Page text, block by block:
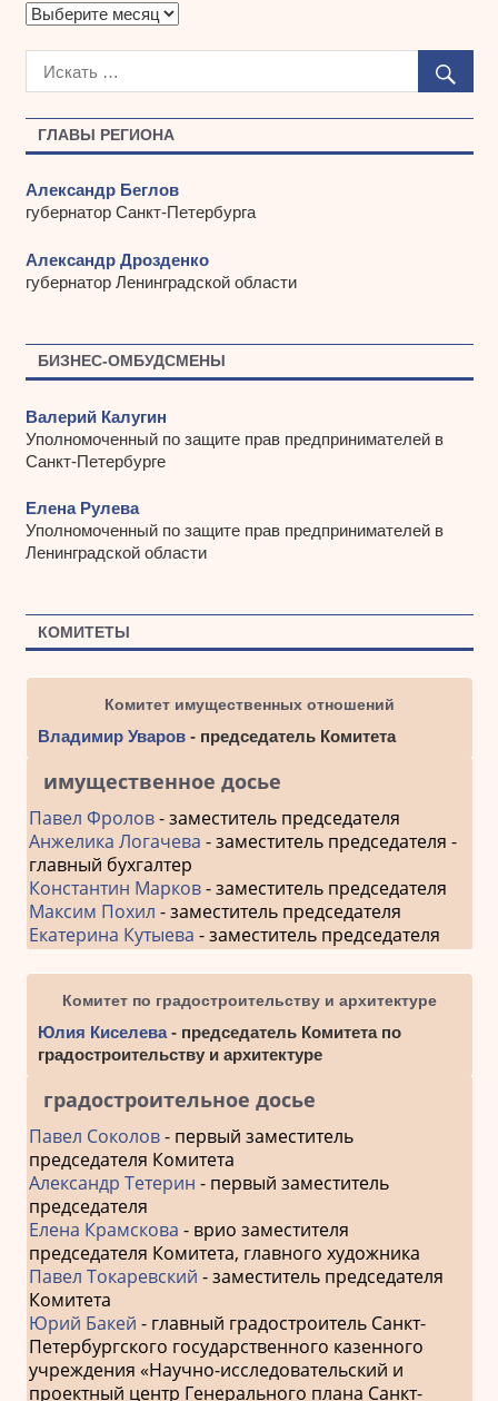
ГЛАВЫ РЕГИОНА
Александр Беглов
губернатор Санкт-Петербурга
Александр Дрозденко
губернатор Ленинградской области
БИЗНЕС-ОМБУДСМЕНЫ
Валерий Калугин
Уполномоченный по защите прав предпринимателей в
Санкт-Петербурге
Елена Рулева
Уполномоченный по защите прав предпринимателей в
Ленинградской области
КОМИТЕТЫ
Комитет имущественных отношений
Владимир Уваров- председатель Комитета
имущественное досье
Павел Фролов- заместитель председателя
Анжелика Логачева - заместитель председателя -
главный бухгалтер
Константин Марков- заместитель председателя
Максим Похил - заместитель председателя
Екатерина Кутыева - заместитель председателя
Комитет по градостроительству и архитектуре
Юлия Киселева- председатель Комитета по
градостроительству и архитектуре
градостроительное досье
Павел Соколов- первый заместитель
председателя Комитета
Александр Тетерин - первый заместитель
председателя
Елена Крамскова - врио заместителя
председателя Комитета, главного художника
Павел Токаревский - заместитель председателя
Комитета
Юрий Бакей - главный градостроитель Санкт-
Петербургского государственного казенного
учреждения «Научно-исследовательский и
проектный центр Генерального плана Санкт-
А
х
ы